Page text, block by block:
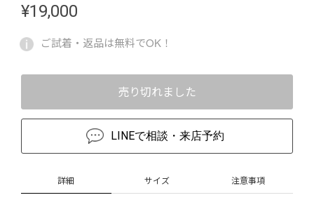
¥19,000
ご試着・返品は無料でOK！
売り切れました
LINEで相談・来店予約
詳細 サイズ 注意事項